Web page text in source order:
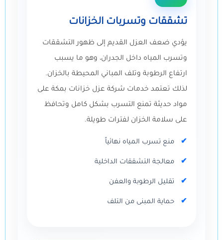
تشققات وتسربات الخزانات
يؤدي ضعف العزل القديم إلى ظهور التشققات
وتسرب المياه داخل الجدران، وهو ما يسبب
ارتفاع الرطوبة وتلف المباني المحيطة بالخزان.
لذلك تعتمد خدمات شركة عزل خزانات بمكة على
مواد حديثة تمنع التسرب بشكل كامل وتحافظ
على سلامة الخزان لفترات طويلة.
منع تسرب المياه نهائياً
معالجة التشققات الداخلية
تقليل الرطوبة والعفن
حماية المبنى من التلف